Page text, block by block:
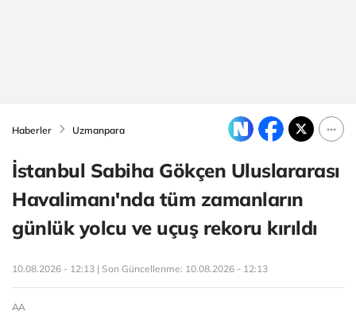
Haberler Uzmanpara
İstanbul Sabiha Gökçen Uluslararası
Havalimanı'nda tüm zamanların
günlük yolcu ve uçuş rekoru kırıldı
10.08.2026 - 12:13 | Son Güncellenme: 10.08.2026 - 12:13
AA